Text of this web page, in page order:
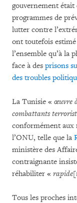
gouvernement
programmes de
lutter contre
ont toutefois estimé
l’ensemble qu’à la
face à des prisons
des troubles
La Tunisie « œuvre
combattants
conformément aux
l’ONU, telle que la
ministère des
contraignante
réhabiliter «
Tous les proches